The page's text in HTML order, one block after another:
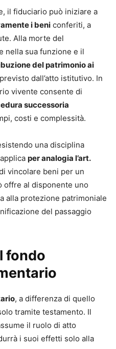
il fiduciario può iniziare a
i beni conferiti, a
Alla morte del
nella sua funzione e il
del patrimonio ai
dall’atto istitutivo. In
vivente consente di
successoria
costi e complessità.
una disciplina
per analogia l’art.
vincolare beni per un
offre al disponente uno
alla protezione patrimoniale
del passaggio
fondo
, a differenza di quello
tramite testamento. Il
il ruolo di atto
i suoi effetti solo alla